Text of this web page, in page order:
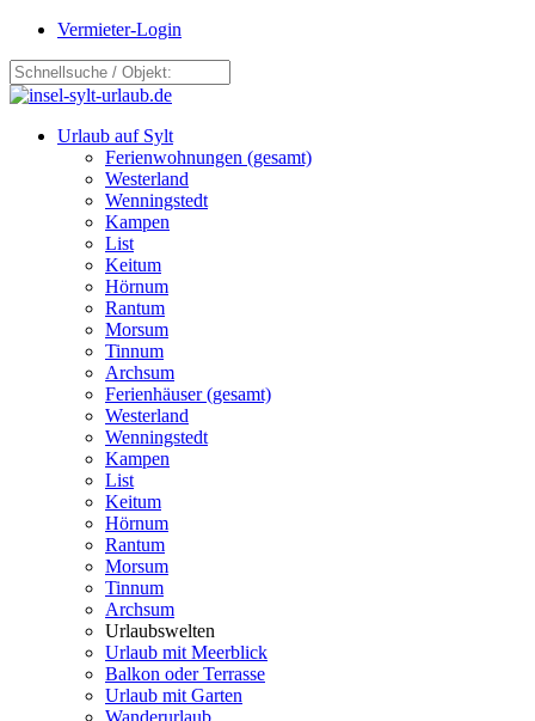
Vermieter-Login
Urlaub auf Sylt
Ferienwohnungen (gesamt)
Westerland
Wenningstedt
Kampen
List
Keitum
Hörnum
Rantum
Morsum
Tinnum
Archsum
Ferienhäuser (gesamt)
Westerland
Wenningstedt
Kampen
List
Keitum
Hörnum
Rantum
Morsum
Tinnum
Archsum
Urlaubswelten
Urlaub mit Meerblick
Balkon oder Terrasse
Urlaub mit Garten
Wanderurlaub